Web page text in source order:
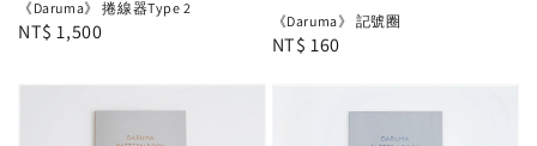
《Daruma》 捲線器Type 2
Regular
NT$ 1,500 《Daruma》 記號圈
Regular
NT$ 160